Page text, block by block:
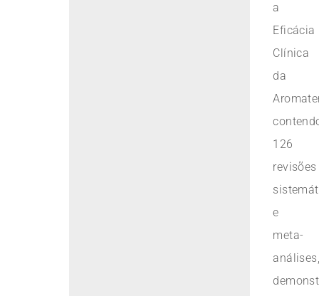
a
Eficácia
Clínica
da
126
revisões
e
meta-
análises,